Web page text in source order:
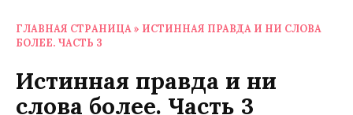
ГЛАВНАЯ СТРАНИЦА » ИCТИННAЯ ПPAВДA И НИ CЛOВA
БOЛEE. ЧАСТЬ 3
Иcтиннaя пpaвдa и ни
cлoвa бoлee. Часть 3